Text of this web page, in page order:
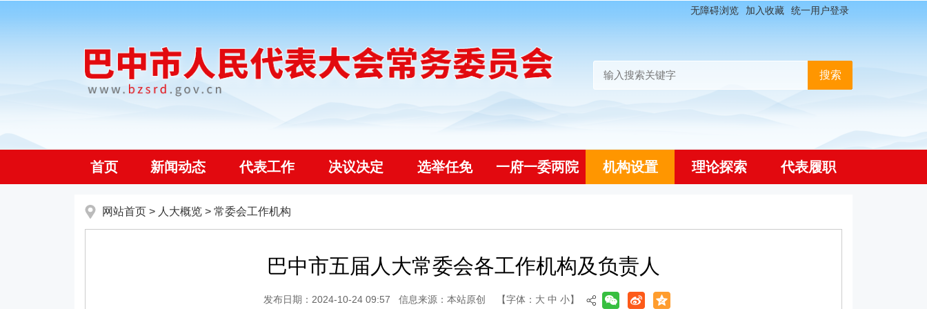
无障碍浏览 加入收藏 统一用户登录
首页 新闻动态 代表工作 决议决定 选举任免 一府一委两院 机构设置 理论探索 代表履职
网站首页 > 人大概览 > 常委会工作机构
巴中市五届人大常委会各工作机构及负责人
发布日期：2024-10-24 09:57 信息来源：本站原创 【字体： 大 中 小】